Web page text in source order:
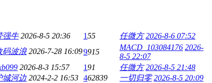
强牛 2026-8-5 20:36 155 任微方 2026-8-6 07:52
码波浪 2026-7-28 16:099915
MACD_103084176 2026-
8-5 22:07
2026-8-3 15:57 191 任微方 2026-8-5 21:48
城河边 2024-2-2 16:53 462839 一切归零 2026-8-5 20:09